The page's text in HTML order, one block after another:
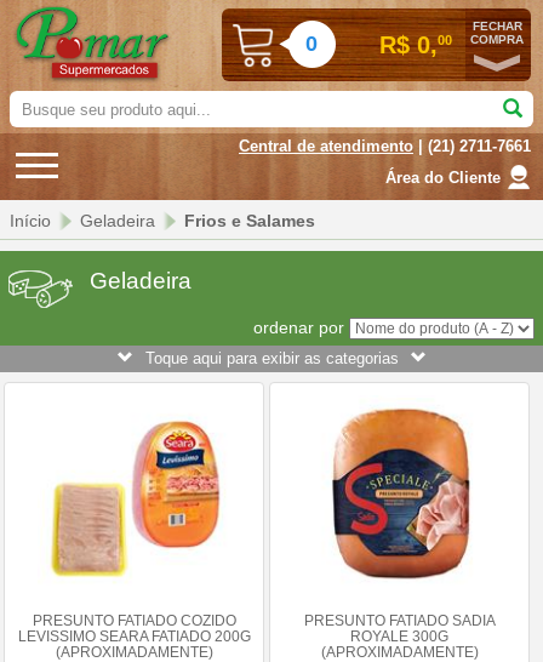
0 R$ 0,00
FECHAR
COMPRA
Busque
seu
produto
aqui...
Central de atendimento | (21) 2711-7661
Área do Cliente
Início Geladeira Frios e Salames
Geladeira
ordenar por
Toque aqui para exibir as categorias
PRESUNTO FATIADO COZIDO
LEVISSIMO SEARA FATIADO 200G
(APROXIMADAMENTE)
PRESUNTO FATIADO SADIA
ROYALE 300G
(APROXIMADAMENTE)